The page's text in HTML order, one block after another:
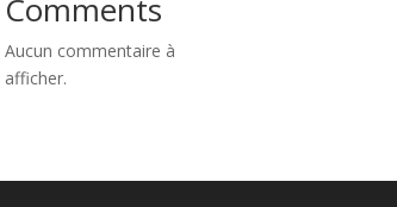
Comments
Aucun commentaire à
afficher.